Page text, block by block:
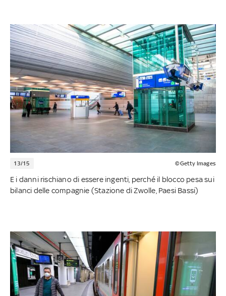
13/15 ©Getty Images
E i danni rischiano di essere ingenti, perché il blocco pesa sui
bilanci delle compagnie (Stazione di Zwolle, Paesi Bassi)